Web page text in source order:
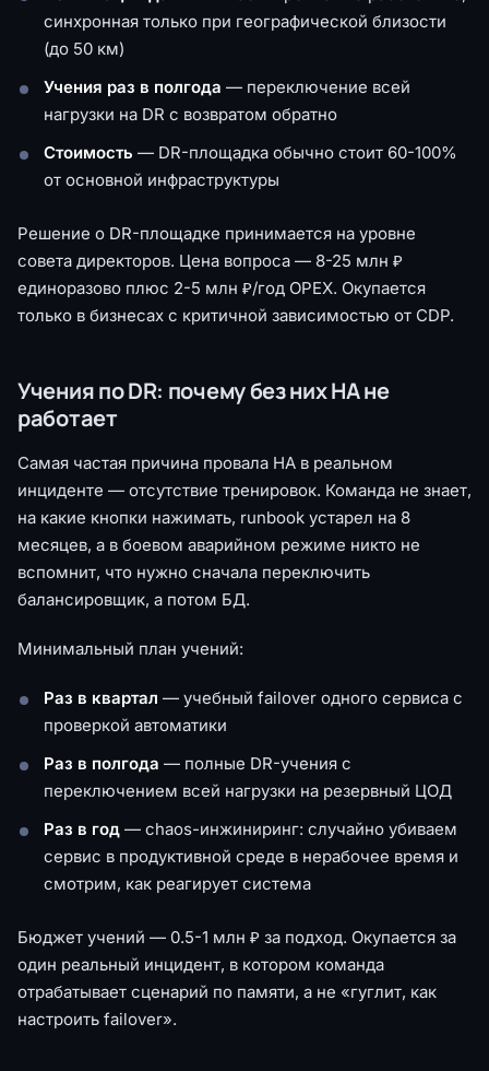
синхронная только при географической близости
(до 50 км)
Учения раз в полгода — переключение всей
нагрузки на DR с возвратом обратно
Стоимость — DR-площадка обычно стоит 60-100%
от основной инфраструктуры
Решение о DR-площадке принимается на уровне
совета директоров. Цена вопроса — 8-25 млн ₽
единоразово плюс 2-5 млн ₽/год OPEX. Окупается
только в бизнесах с критичной зависимостью от CDP.
Учения по DR: почему без них HA не
работает
Самая частая причина провала HA в реальном
инциденте — отсутствие тренировок. Команда не знает,
на какие кнопки нажимать, runbook устарел на 8
месяцев, а в боевом аварийном режиме никто не
вспомнит, что нужно сначала переключить
балансировщик, а потом БД.
Минимальный план учений:
Раз в квартал — учебный failover одного сервиса с
проверкой автоматики
Раз в полгода — полные DR-учения с
переключением всей нагрузки на резервный ЦОД
Раз в год — chaos-инжиниринг: случайно убиваем
сервис в продуктивной среде в нерабочее время и
смотрим, как реагирует система
Бюджет учений — 0.5-1 млн ₽ за подход. Окупается за
один реальный инцидент, в котором команда
отрабатывает сценарий по памяти, а не «гуглит, как
настроить failover».